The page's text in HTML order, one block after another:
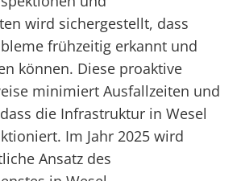
wird sichergestellt, dass
frühzeitig erkannt und
können. Diese proaktive
minimiert Ausfallzeiten und
die Infrastruktur in Wesel
Im Jahr 2025 wird
Ansatz des